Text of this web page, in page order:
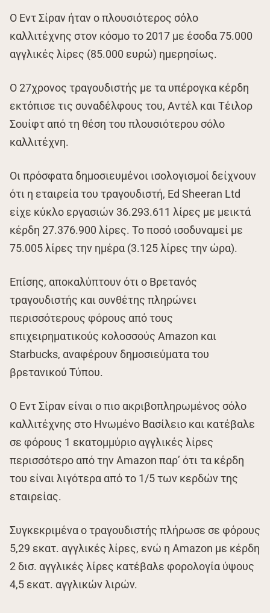
Ο Εντ Σίραν ήταν ο πλουσιότερος σόλο
καλλιτέχνης στον κόσμο το 2017 με έσοδα 75.000
αγγλικές λίρες (85.000 ευρώ) ημερησίως.
Ο 27χρονος τραγουδιστής με τα υπέρογκα κέρδη
εκτόπισε τις συναδέλφους του, Αντέλ και Τέιλορ
Σουίφτ από τη θέση του πλουσιότερου σόλο
καλλιτέχνη.
Οι πρόσφατα δημοσιευμένοι ισολογισμοί δείχνουν
ότι η εταιρεία του τραγουδιστή, Ed Sheeran Ltd
είχε κύκλο εργασιών 36.293.611 λίρες με μεικτά
κέρδη 27.376.900 λίρες. Το ποσό ισοδυναμεί με
75.005 λίρες την ημέρα (3.125 λίρες την ώρα).
Επίσης, αποκαλύπτουν ότι ο Βρετανός
τραγουδιστής και συνθέτης πληρώνει
περισσότερους φόρους από τους
επιχειρηματικούς κολοσσούς Amazon και
Starbucks, αναφέρουν δημοσιεύματα του
βρετανικού Τύπου.
Ο Εντ Σίραν είναι ο πιο ακριβοπληρωμένος σόλο
καλλιτέχνης στο Ηνωμένο Βασίλειο και κατέβαλε
σε φόρους 1 εκατομμύριο αγγλικές λίρες
περισσότερο από την Amazon παρ’ ότι τα κέρδη
του είναι λιγότερα από το 1/5 των κερδών της
εταιρείας.
Συγκεκριμένα ο τραγουδιστής πλήρωσε σε φόρους
5,29 εκατ. αγγλικές λίρες, ενώ η Amazon με κέρδη
2 δισ. αγγλικές λίρες κατέβαλε φορολογία ύψους
4,5 εκατ. αγγλικών λιρών.